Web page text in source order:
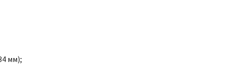
мм);